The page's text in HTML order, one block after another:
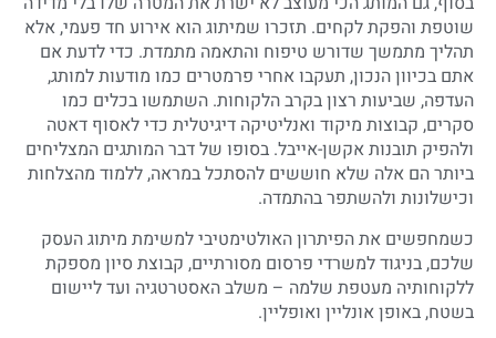
שוטפת והפקת לקחים. תזכרו שמיתוג הוא אירוע חד פעמי, אלא
תהליך מתמשך שדורש טיפוח והתאמה מתמדת. כדי לדעת אם
אתם בכיוון הנכון, תעקבו אחרי פרמטרים כמו מודעות למותג,
העדפה, שביעות רצון בקרב הלקוחות. השתמשו בכלים כמו
סקרים, קבוצות מיקוד ואנליטיקה דיגיטלית כדי לאסוף דאטה
ולהפיק תובנות אקשן-אייבל. בסופו של דבר המותגים המצליחים
ביותר הם אלה שלא חוששים להסתכל במראה, ללמוד מהצלחות
וכישלונות ולהשתפר בהתמדה.
כשמחפשים את הפיתרון האולטימטיבי למשימת מיתוג העסק
שלכם, בניגוד למשרדי פרסום מסורתיים, קבוצת סיון מספקת
ללקוחותיה מעטפת שלמה – משלב האסטרטגיה ועד ליישום
בשטח, באופן אונליין ואופליין.